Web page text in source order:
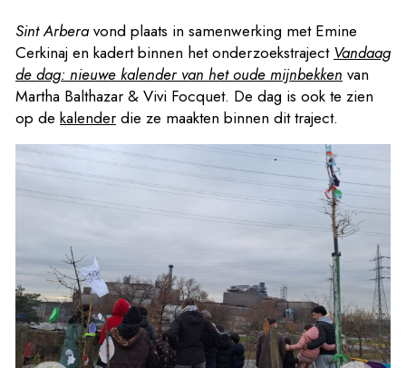
Sint Arbera vond plaats in samenwerking met Emine
Cerkinaj en kadert binnen het onderzoekstraject Vandaag
de dag: nieuwe kalender van het oude mijnbekken van
Martha Balthazar & Vivi Focquet. De dag is ook te zien
op de kalender die ze maakten binnen dit traject.